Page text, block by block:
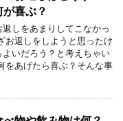
喜ぶ？
しをあまりしてこなかっ
お返しをしようと思ったけ
いだろう？と考えちゃい
をあげたら喜ぶ？そんな事